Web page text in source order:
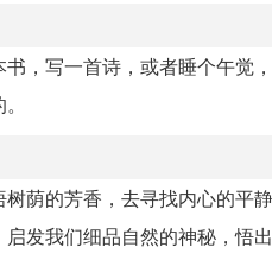
，写一首诗，或者睡个午觉
荫的芳香，去寻找内心的平静
发我们细品自然的神秘，悟